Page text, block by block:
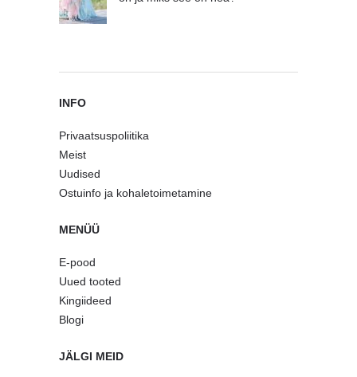
INFO
Privaatsuspoliitika
Meist
Uudised
Ostuinfo ja kohaletoimetamine
MENÜÜ
E-pood
Uued tooted
Kingiideed
Blogi
JÄLGI MEID